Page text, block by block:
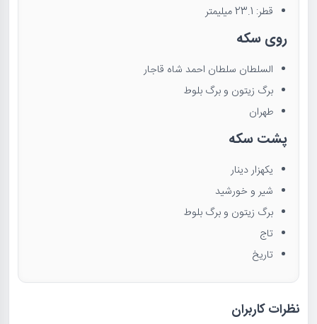
قطر: 23.1 میلیمتر
روی سکه
السلطان سلطان احمد شاه قاجار
برگ زیتون و برگ بلوط
طهران
پشت سکه
یکهزار دینار
شیر و خورشید
برگ زیتون و برگ بلوط
تاج
تاریخ
نظرات کاربران